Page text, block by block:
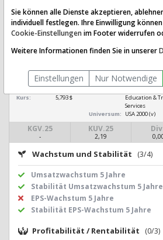
Qualitäts-Check Dividenden-Check
Robustheits-Check
Qualitäts-Check:Ist die Aktie zum Investieren
Coursera[COUR A2QRZ7
Börsenwert: 1,532 Mrd. $
Kurs:
5,793 $
Sektor:
Consumer
Education &
Services
Universum:
USA 2000 (v)
KGV.25
-
KUV.25
2,19
Wachstum und Stabilität (3/4)
Umsatzwachstum 5 Jahre
Stabilität Umsatzwachstum 5 Jahre
EPS-Wachstum 5 Jahre
Stabilität EPS-Wachstum 5 Jahre
Profitabilität / Rentabilität (0/3)
Sie können alle Dienste akzeptieren,
individuell festlegen. Ihre Einwilligung
Cookie-Einstellungen im Footer widerrufen
Weitere Informationen finden Sie in unserer
Einstellungen Nur Notwendige